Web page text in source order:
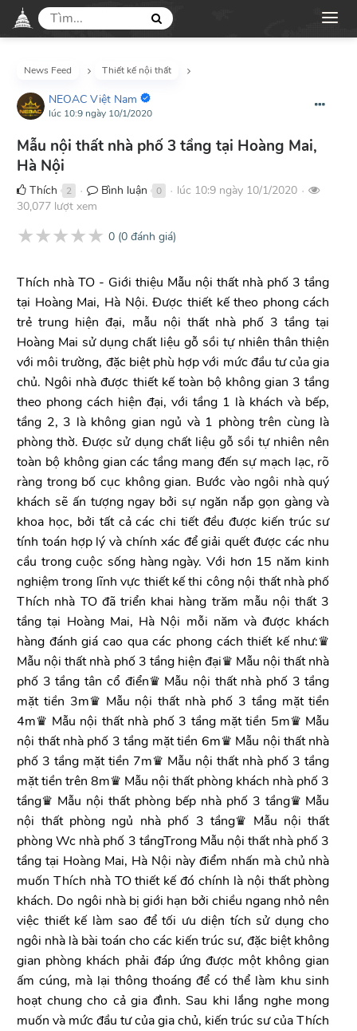
News Feed Thiết kế nội thất
NEOAC Việt Nam
lúc 10:9 ngày 10/1/2020
Mẫu nội thất nhà phố 3 tầng tại Hoàng Mai,
Hà Nội
Thích 2 ● Bình luận 0 ● lúc 10:9 ngày 10/1/2020 ●
30,077 lượt xem
★★★★★ 0 (0 đánh giá)
Thích nhà TO - Giới thiệu Mẫu nội thất nhà phố 3 tầng
tại Hoàng Mai, Hà Nội. Được thiết kế theo phong cách
trẻ trung hiện đại, mẫu nội thất nhà phố 3 tầng tại
Hoàng Mai sử dụng chất liệu gỗ sồi tự nhiên thân thiện
với môi trường, đặc biệt phù hợp với mức đầu tư của gia
chủ. Ngôi nhà được thiết kế toàn bộ không gian 3 tầng
theo phong cách hiện đại, với tầng 1 là khách và bếp,
tầng 2, 3 là không gian ngủ và 1 phòng trên cùng là
phòng thờ. Được sử dụng chất liệu gỗ sồi tự nhiên nên
toàn bộ không gian các tầng mang đến sự mạch lạc, rõ
ràng trong bố cục không gian. Bước vào ngôi nhà quý
khách sẽ ấn tượng ngay bởi sự ngăn nắp gọn gàng và
khoa học, bởi tất cả các chi tiết đều được kiến trúc sư
tính toán hợp lý và chính xác để giải quết được các nhu
cầu trong cuộc sống hàng ngày. Với hơn 15 năm kinh
nghiệm trong lĩnh vực thiết kế thi công nội thất nhà phố
Thích nhà TO đã triển khai hàng trăm mẫu nội thất 3
tầng tại Hoàng Mai, Hà Nội mỗi năm và được khách
hàng đánh giá cao qua các phong cách thiết kế như:♛
Mẫu nội thất nhà phố 3 tầng hiện đại♛ Mẫu nội thất nhà
phố 3 tầng tân cổ điển♛ Mẫu nội thất nhà phố 3 tầng
mặt tiền 3m♛ Mẫu nội thất nhà phố 3 tầng mặt tiền
4m♛ Mẫu nội thất nhà phố 3 tầng mặt tiền 5m♛ Mẫu
nội thất nhà phố 3 tầng mặt tiền 6m♛ Mẫu nội thất nhà
phố 3 tầng mặt tiền 7m♛ Mẫu nội thất nhà phố 3 tầng
mặt tiền trên 8m♛ Mẫu nội thất phòng khách nhà phố 3
tầng♛ Mẫu nội thất phòng bếp nhà phố 3 tầng♛ Mẫu
nội thất phòng ngủ nhà phố 3 tầng♛ Mẫu nội thất
phòng Wc nhà phố 3 tầngTrong Mẫu nội thất nhà phố 3
tầng tại Hoàng Mai, Hà Nội này điểm nhấn mà chủ nhà
muốn Thích nhà TO thiết kế đó chính là nội thất phòng
khách. Do ngôi nhà bị giới hạn bởi chiều ngang nhỏ nên
việc thiết kế làm sao để tối ưu diện tích sử dụng cho
ngôi nhà là bài toán cho các kiến trúc sư, đặc biệt không
gian phòng khách phải đáp ứng được một không gian
ấm cúng, mà lại thông thoáng để có thể làm khu sinh
hoạt chung cho cả gia đình. Sau khi lắng nghe mong
muốn và mức đầu tư của gia chủ, kiến trúc sư của Thích